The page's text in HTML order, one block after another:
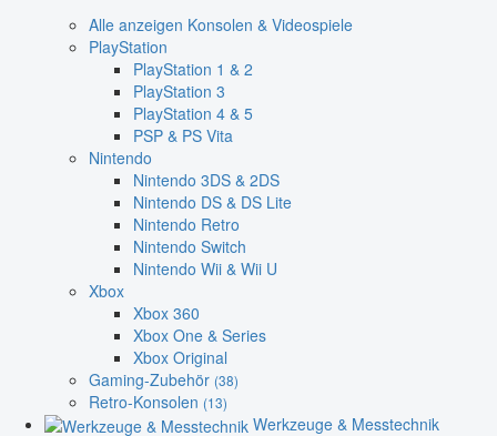
Alle anzeigen Konsolen & Videospiele
PlayStation
PlayStation 1 & 2
PlayStation 3
PlayStation 4 & 5
PSP & PS Vita
Nintendo
Nintendo 3DS & 2DS
Nintendo DS & DS Lite
Nintendo Retro
Nintendo Switch
Nintendo Wii & Wii U
Xbox
Xbox 360
Xbox One & Series
Xbox Original
Gaming-Zubehör (38)
Retro-Konsolen (13)
Werkzeuge & Messtechnik